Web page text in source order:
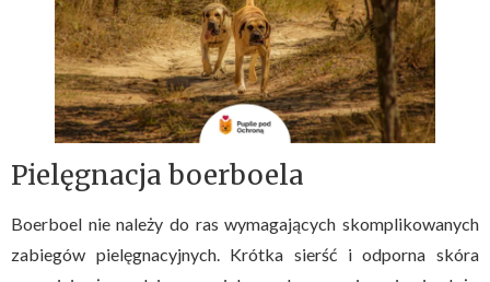
Pielęgnacja boerboela
Boerboel nie należy do ras wymagających skomplikowanych
zabiegów pielęgnacyjnych. Krótka sierść i odporna skóra